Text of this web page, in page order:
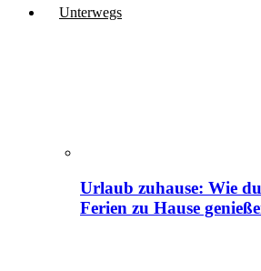
Unterwegs
Urlaub zuhause: Wie
Ferien zu Hause